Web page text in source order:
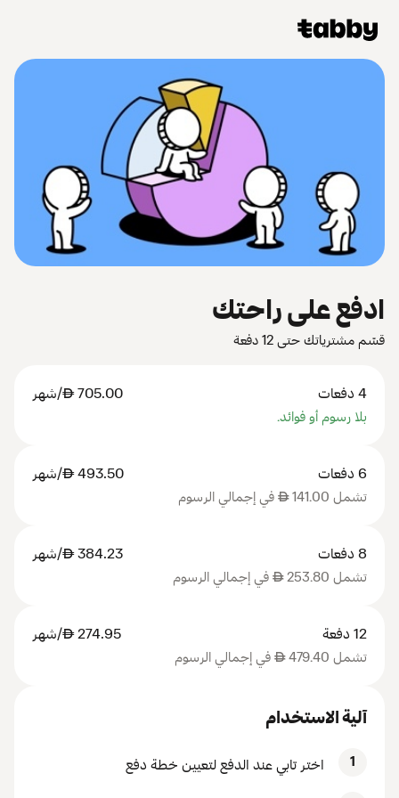
ادفع على راحتك
قسّم مشترياتك حتى 12 دفعة
4 دفعات 705.00
AED/شهر
بلا رسوم أو فوائد.
6 دفعات 493.50
AED/شهر
تشمل 141.00 AED في إجمالي الرسوم
8 دفعات 384.23
AED/شهر
تشمل 253.80 AED في إجمالي الرسوم
12 دفعة 274.95
AED/شهر
تشمل 479.40 AED في إجمالي الرسوم
آلية الاستخدام
1 اختر تابي عند الدفع لتعيين خطة دفع